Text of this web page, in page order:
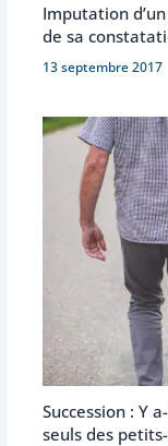
Imputation
de sa
13 septembre 2017
Succession : Y
seuls des